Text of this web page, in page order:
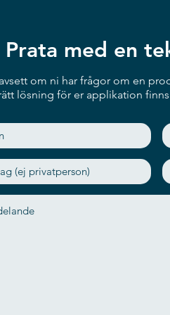
Prata med en
om ni har frågor om en
lösning för er applikation